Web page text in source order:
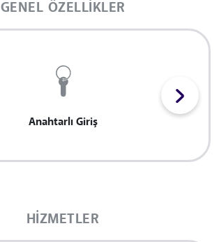
GENEL ÖZELLIKLER
Anahtarlı Giriş
HIZMETLER